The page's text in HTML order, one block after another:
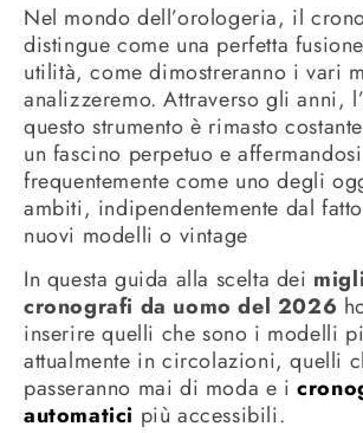
Nel mondo dell’orologeria, il
distingue come una perfetta
utilità, come dimostreranno i vari
analizzeremo. Attraverso gli anni,
questo strumento è rimasto
un fascino perpetuo e affermandosi
frequentemente come uno degli
ambiti, indipendentemente dal
nuovi modelli o vintage
In questa guida alla scelta dei
cronografi da uomo del 2026
inserire quelli che sono i modelli
attualmente in circolazioni, quelli
passeranno mai di moda e i
automatici più accessibili.